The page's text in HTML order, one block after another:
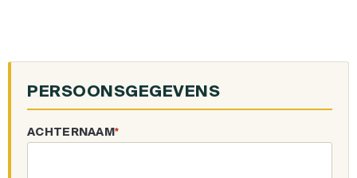
PERSOONSGEGEVENS
ACHTERNAAM*